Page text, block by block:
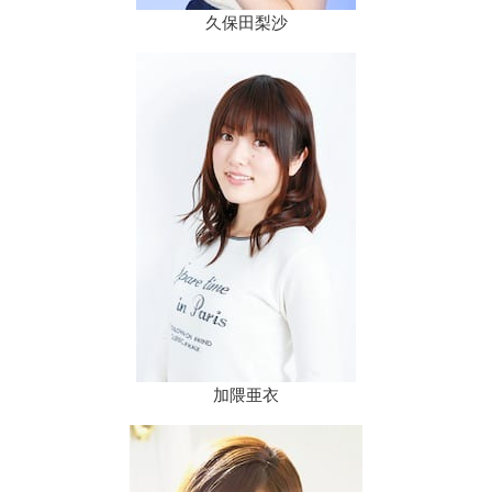
久保田梨沙
加隈亜衣